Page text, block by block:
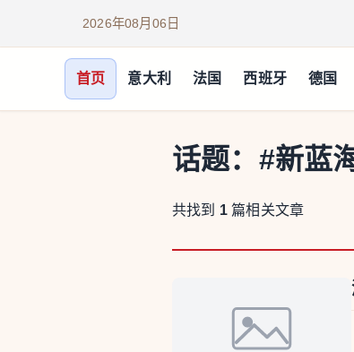
2026年08月06日
首页 意大利 法国 西班牙 德国
话题： #新蓝
共找到 1 篇相关文章